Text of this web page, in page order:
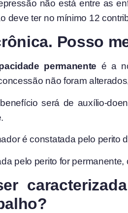
não está entre as
deve ter no mínimo 12
Posso
permanente é a
não foram
será de auxílio-
é constatada pelo
pelo perito for